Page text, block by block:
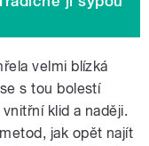
velmi blízká
s tou bolestí
klid a naději.
jak opět najít